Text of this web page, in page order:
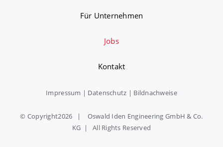
Für Unternehmen
Jobs
Kontakt
Impressum | Datenschutz | Bildnachweise
© Copyright2026 | Oswald Iden Engineering GmbH & Co.
KG | All Rights Reserved